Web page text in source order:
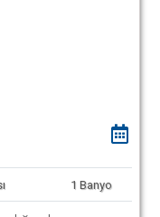
1 Banyo